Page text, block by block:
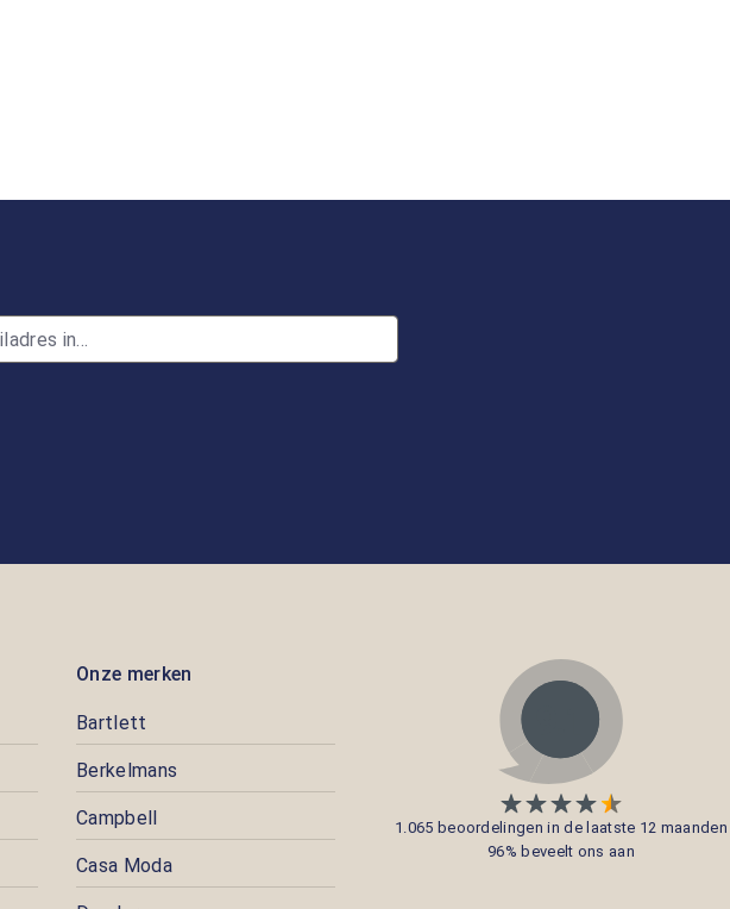
Onze merken
Bartlett
Berkelmans
Campbell
Casa Moda
1.065 beoordelingen in de laatste 12 maanden
96% beveelt ons aan